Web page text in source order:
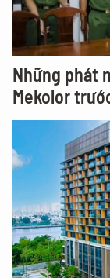
Những phát
Mekolor